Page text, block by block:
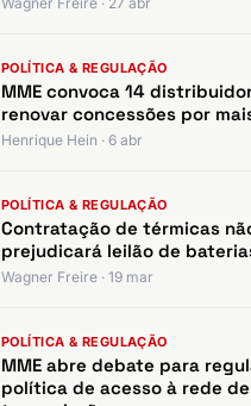
POLÍTICA & REGULAÇÃO
MME convoca 14
renovar concessões por
Henrique Hein · 6 abr
POLÍTICA & REGULAÇÃO
Contratação de térmicas
prejudicará leilão de
Wagner Freire · 19 mar
POLÍTICA & REGULAÇÃO
MME abre debate para
política de acesso à rede de